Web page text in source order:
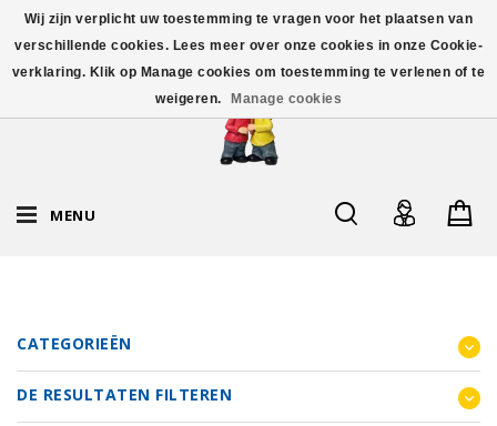
MENU
CATEGORIEËN
DE RESULTATEN FILTEREN
Wij zijn verplicht uw toestemming te vragen voor het plaatsen van
verschillende cookies. Lees meer over onze cookies in onze Cookie-
verklaring. Klik op Manage cookies om toestemming te verlenen of te
weigeren.
Manage cookies